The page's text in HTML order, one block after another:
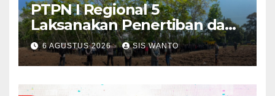
PTPN I Regional 5
Laksanakan Penertiban dan
Pengamanan Aset
Perusahaan di Kebun
Mumbul dan Kebun
Glantangan
6 AGUSTUS 2026 SIS WANTO